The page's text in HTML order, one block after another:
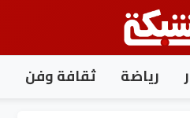
رياضة ثقافة وفن